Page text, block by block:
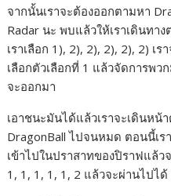
จากนั้นเราจะต้องออกตามหา
Radar นะ พบแล้วให้เราเดินทา
เราเลือก 1), 2), 2), 2), 2), 2) เ
เลือกตัวเลือกที่ 1 แล้วจัดการพ
จะออกมา
เอาชนะมันได้แล้วเราจะเดินหน้
DragonBall ไปจนหมด ตอนนี้เ
เข้าไปในปราสาทของปิราฟแล้ว
1, 1, 1, 1, 1, 2 แล้วจะผ่านไปไ